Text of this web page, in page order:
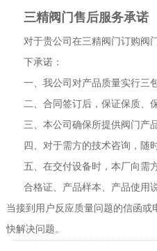
三精阀门售后服务承诺
对于贵公司在三精阀门订购阀
下承诺：
一、我公司对产品质量实行三
二、合同签订后，保证保质、
三、本公司确保所提供阀门产
四、对于需方的技术咨询，随
五、在交付设备时，本厂向需
合格证、产品样本、产品使用
当接到用户反应质量问题的信函或
快解决问题。